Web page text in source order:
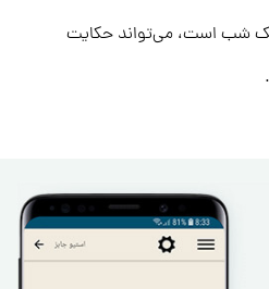
شب است، می‌تواند حکایت